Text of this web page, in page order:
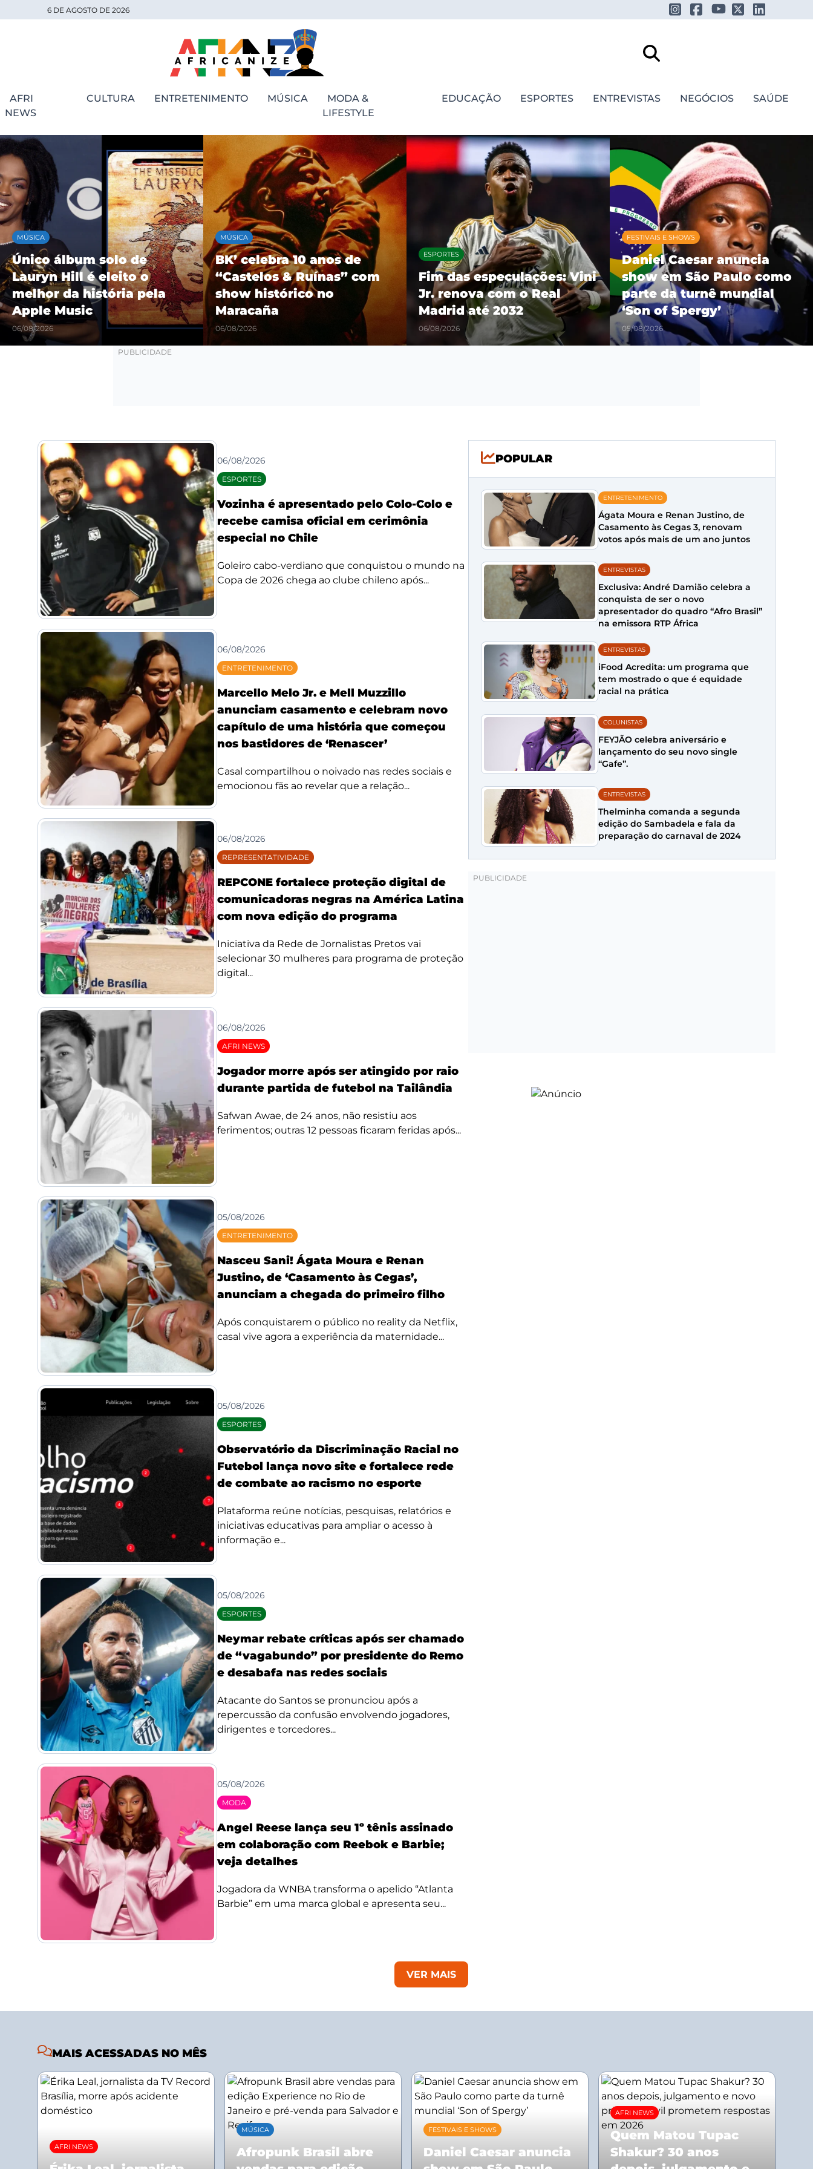
6 DE AGOSTO DE 2026
AFRI
NEWS
CULTURA ENTRETENIMENTO MÚSICA
MODA &
LIFESTYLE
EDUCAÇÃO ESPORTES ENTREVISTAS NEGÓCIOS SAÚDE
MÚSICA
Único álbum solo de
Lauryn Hill é eleito o
melhor da história pela
Apple Music
06/08/2026
MÚSICA
BK’ celebra 10 anos de
“Castelos & Ruínas” com
show histórico no
Maracaña
06/08/2026
ESPORTES
Fim das especulações: Vini
Jr. renova com o Real
Madrid até 2032
06/08/2026
FESTIVAIS E SHOWS
Daniel Caesar anuncia
show em São Paulo como
parte da turnê mundial
‘Son of Spergy’
05/08/2026
06/08/2026
ESPORTES
Vozinha é apresentado pelo Colo-Colo e
recebe camisa oficial em cerimônia
especial no Chile
Goleiro cabo-verdiano que conquistou o mundo na
Copa de 2026 chega ao clube chileno após...
06/08/2026
ENTRETENIMENTO
Marcello Melo Jr. e Mell Muzzillo
anunciam casamento e celebram novo
capítulo de uma história que começou
nos bastidores de ‘Renascer’
Casal compartilhou o noivado nas redes sociais e
emocionou fãs ao revelar que a relação...
06/08/2026
REPRESENTATIVIDADE
REPCONE fortalece proteção digital de
comunicadoras negras na América Latina
com nova edição do programa
Iniciativa da Rede de Jornalistas Pretos vai
selecionar 30 mulheres para programa de proteção
digital...
06/08/2026
AFRI NEWS
Jogador morre após ser atingido por raio
durante partida de futebol na Tailândia
Safwan Awae, de 24 anos, não resistiu aos
ferimentos; outras 12 pessoas ficaram feridas após...
05/08/2026
ENTRETENIMENTO
Nasceu Sani! Ágata Moura e Renan
Justino, de ‘Casamento às Cegas’,
anunciam a chegada do primeiro filho
Após conquistarem o público no reality da Netflix,
casal vive agora a experiência da maternidade...
05/08/2026
ESPORTES
Observatório da Discriminação Racial no
Futebol lança novo site e fortalece rede
de combate ao racismo no esporte
Plataforma reúne notícias, pesquisas, relatórios e
iniciativas educativas para ampliar o acesso à
informação e...
05/08/2026
ESPORTES
Neymar rebate críticas após ser chamado
de “vagabundo” por presidente do Remo
e desabafa nas redes sociais
Atacante do Santos se pronunciou após a
repercussão da confusão envolvendo jogadores,
dirigentes e torcedores...
05/08/2026
MODA
Angel Reese lança seu 1º tênis assinado
em colaboração com Reebok e Barbie;
veja detalhes
Jogadora da WNBA transforma o apelido “Atlanta
Barbie” em uma marca global e apresenta seu...
VER MAIS
POPULAR
ENTRETENIMENTO
Ágata Moura e Renan Justino, de
Casamento às Cegas 3, renovam
votos após mais de um ano juntos
ENTREVISTAS
Exclusiva: André Damião celebra a
conquista de ser o novo
apresentador do quadro “Afro Brasil”
na emissora RTP África
ENTREVISTAS
iFood Acredita: um programa que
tem mostrado o que é equidade
racial na prática
COLUNISTAS
FEYJÃO celebra aniversário e
lançamento do seu novo single
“Gafe”.
ENTREVISTAS
Thelminha comanda a segunda
edição do Sambadela e fala da
preparação do carnaval de 2024
MAIS ACESSADAS NO MÊS
AFRI NEWS
MÚSICA
Afropunk Brasil abre
FESTIVAIS E SHOWS
Daniel Caesar anuncia
AFRI NEWS
Quem Matou Tupac
Shakur? 30 anos